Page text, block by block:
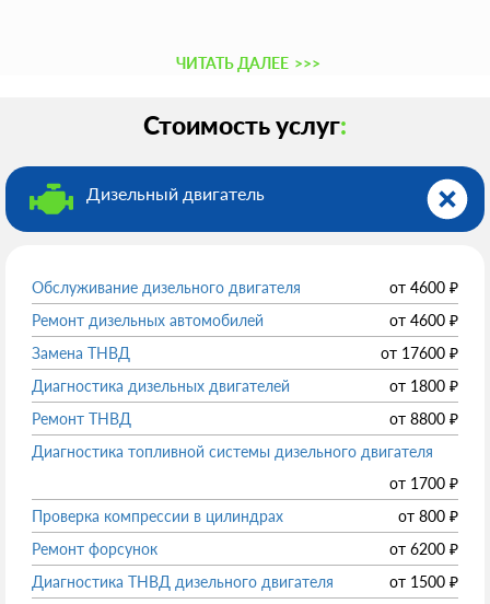
ЧИТАТЬ ДАЛЕЕ >>>
Стоимость услуг:
Дизельный двигатель
Обслуживание дизельного двигателя от 4600 ₽
Ремонт дизельных автомобилей
от 4600 ₽
Замена ТНВД
от 17600 ₽
Диагностика дизельных двигателей
от 1800 ₽
Ремонт ТНВД
от 8800 ₽
Диагностика топливной системы дизельного двигателя
от 1700 ₽
Проверка компрессии в цилиндрах
от 800 ₽
Ремонт форсунок
от 6200 ₽
Диагностика ТНВД дизельного двигателя
от 1500 ₽